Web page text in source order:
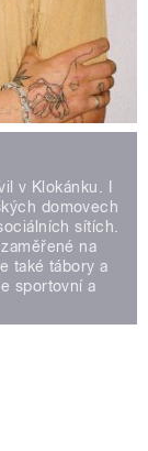
v Klokánku. I
domovech
sítích.
na
také tábory a
sportovní a